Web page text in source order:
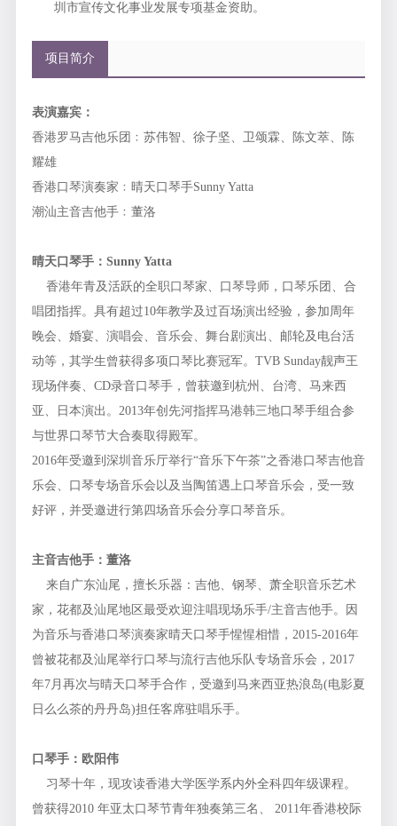
圳市宣传文化事业发展专项基金资助。
项目简介
表演嘉宾：
香港罗马吉他乐团﹕苏伟智、徐子坚、卫颂霖、陈文萃、陈
耀雄
香港口琴演奏家﹕晴天口琴手Sunny Yatta
潮汕主音吉他手﹕董洛
晴天口琴手：Sunny Yatta
香港年青及活跃的全职口琴家、口琴导师，口琴乐团、合
唱团指挥。具有超过10年教学及过百场演出经验，参加周年
晚会、婚宴、演唱会、音乐会、舞台剧演出、邮轮及电台活
动等，其学生曾获得多项口琴比赛冠军。TVB Sunday靓声王
现场伴奏、CD录音口琴手，曾获邀到杭州、台湾、马来西
亚、日本演出。2013年创先河指挥马港韩三地口琴手组合参
与世界口琴节大合奏取得殿军。
2016年受邀到深圳音乐厅举行“音乐下午茶”之香港口琴吉他音
乐会、口琴专场音乐会以及当陶笛遇上口琴音乐会，受一致
好评，并受邀进行第四场音乐会分享口琴音乐。
主音吉他手：董洛
来自广东汕尾，擅长乐器：吉他、钢琴、萧全职音乐艺术
家，花都及汕尾地区最受欢迎注唱现场乐手/主音吉他手。因
为音乐与香港口琴演奏家晴天口琴手惺惺相惜，2015-2016年
曾被花都及汕尾举行口琴与流行吉他乐队专场音乐会，2017
年7月再次与晴天口琴手合作，受邀到马来西亚热浪岛(电影夏
日么么茶的丹丹岛)担任客席驻唱乐手。
口琴手：欧阳伟
习琴十年，现攻读香港大学医学系内外全科四年级课程。
曾获得2010 年亚太口琴节青年独奏第三名、 2011年香港校际